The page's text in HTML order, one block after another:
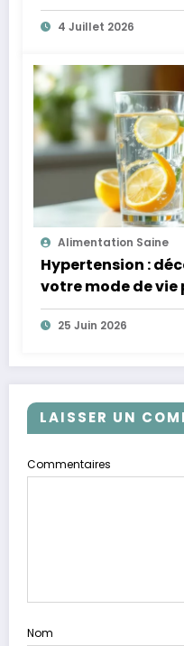
4 Juillet 2026
Alimentation Saine
Hypertension :
votre mode de
25 Juin 2026
LAISSER UN
Commentaires
Nom